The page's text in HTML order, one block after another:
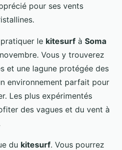
pour ses vents
le kitesurf à Soma
Vous y trouverez
et une lagune protégée des
environnement parfait pour
Les plus expérimentés
des vagues et du vent à
du kitesurf. Vous pourrez